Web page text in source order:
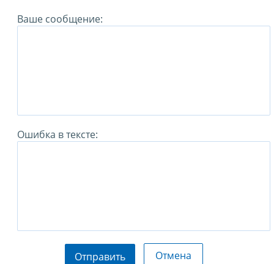
Ваше сообщение:
Ошибка в тексте:
Отправить Отмена